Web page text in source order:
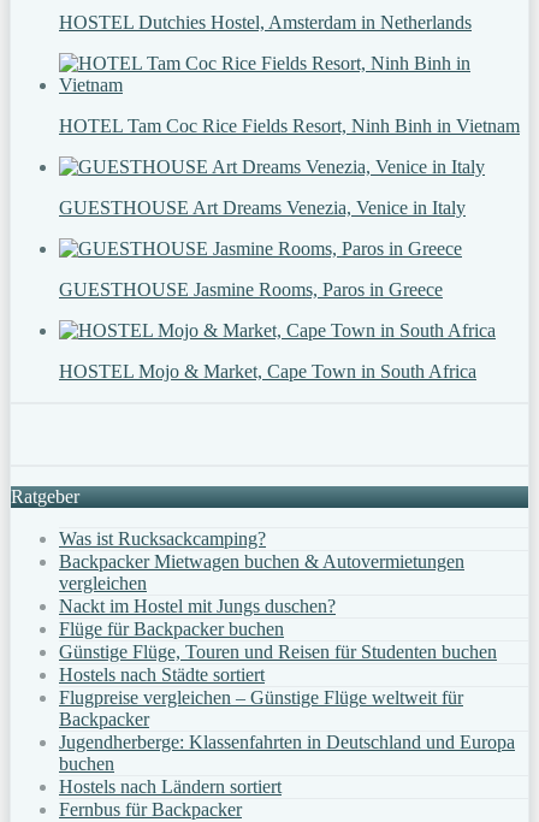
HOSTEL Dutchies Hostel, Amsterdam in Netherlands
HOTEL Tam Coc Rice Fields Resort, Ninh Binh in Vietnam
GUESTHOUSE Art Dreams Venezia, Venice in Italy
GUESTHOUSE Jasmine Rooms, Paros in Greece
HOSTEL Mojo & Market, Cape Town in South Africa
Ratgeber
Was ist Rucksackcamping?
Backpacker Mietwagen buchen & Autovermietungen
vergleichen
Nackt im Hostel mit Jungs duschen?
Flüge für Backpacker buchen
Günstige Flüge, Touren und Reisen für Studenten buchen
Hostels nach Städte sortiert
Flugpreise vergleichen – Günstige Flüge weltweit für
Backpacker
Jugendherberge: Klassenfahrten in Deutschland und Europa
buchen
Hostels nach Ländern sortiert
Fernbus für Backpacker